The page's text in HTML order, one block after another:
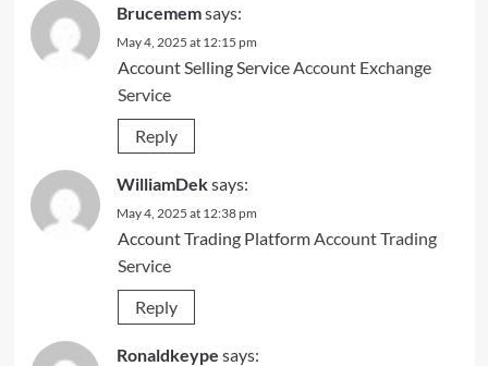
Brucememsays:
May 4, 2025 at 12:15 pm
Account Selling ServiceAccount Exchange
Service
Reply
WilliamDeksays:
May 4, 2025 at 12:38 pm
Account Trading PlatformAccount Trading
Service
Reply
Ronaldkeype says: